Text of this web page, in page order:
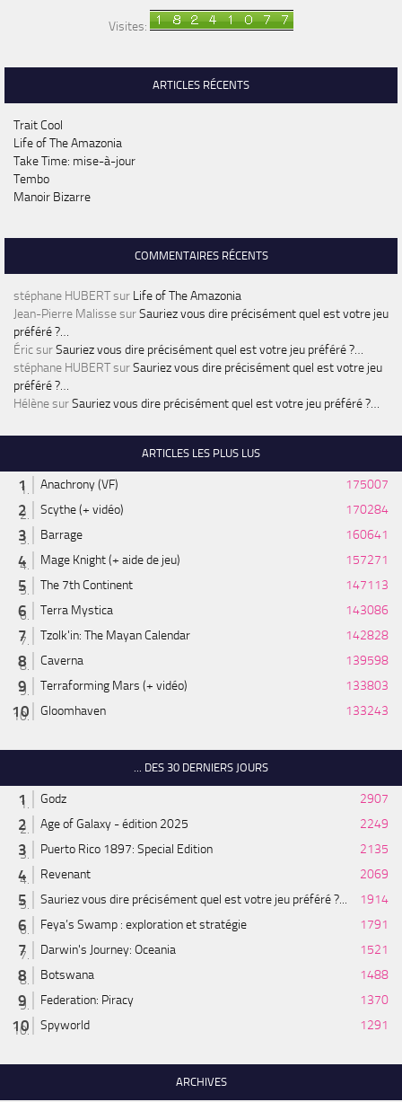
Visites:
ARTICLES RÉCENTS
Trait Cool
Life of The Amazonia
Take Time: mise-à-jour
Tembo
Manoir Bizarre
COMMENTAIRES RÉCENTS
stéphane HUBERTsur Life of The Amazonia
Jean-Pierre MalissesurSauriez vous dire précisément quel est votre jeu
préféré ?…
ÉricsurSauriez vous dire précisément quel est votre jeu préféré ?…
stéphane HUBERTsurSauriez vous dire précisément quel est votre jeu
préféré ?…
HélènesurSauriez vous dire précisément quel est votre jeu préféré ?…
ARTICLES LES PLUS LUS
Anachrony (VF)
175007
Scythe (+ vidéo)
170284
Barrage
160641
Mage Knight (+ aide de jeu)
157271
The 7th Continent
147113
Terra Mystica
143086
Tzolk'in: The Mayan Calendar
142828
Caverna
139598
Terraforming Mars (+ vidéo)
133803
Gloomhaven
133243
... DES 30 DERNIERS JOURS
Godz
2907
Age of Galaxy - édition 2025
2249
Puerto Rico 1897: Special Edition
2135
Revenant
2069
Sauriez vous dire précisément quel est votre jeu préféré ?...
1914
Feya’s Swamp : exploration et stratégie
1791
Darwin's Journey: Oceania
1521
Botswana
1488
Federation: Piracy
1370
Spyworld
1291
ARCHIVES